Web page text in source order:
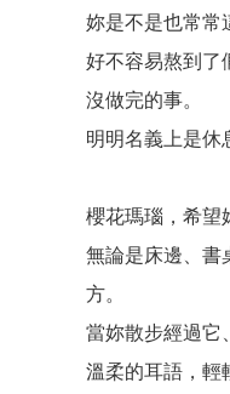
妳是不是也常常
好不容易熬到了
沒做完的事。
明明名義上是休
櫻花瑪瑙，希望
無論是床邊、書
方。
當妳散步經過它
溫柔的耳語，輕